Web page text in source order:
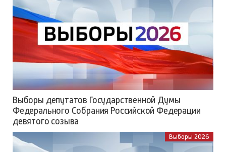
Выборы депутатов Государственной Думы
Федерального Собрания Российской Федерации
девятого созыва
Выборы 2026